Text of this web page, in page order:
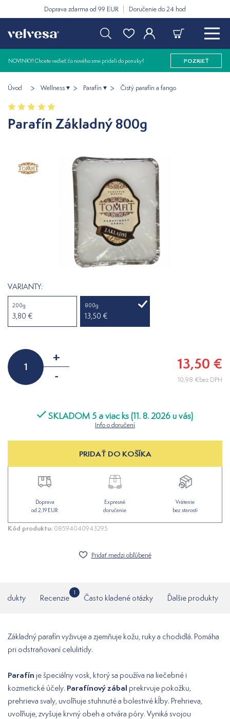
Doprava zdarma od 99 EUR Doručenie do 24 hod
NOVINKY! Chcete vedieť, čo nového sme pridali do ponuky? POZRIEŤ
Úvod Wellness Parafín Čistý parafín a fango
Parafín Základný 800g
VARIANTY:
200g
3,80 €
800g
13,50 €
+
-
13,50 €
10,98 €bez DPH
SKLADOM 5 a viac ks (11. 8. 2026 u vás)
Info o doručení
PRIDAŤ DO KOŠÍKA
Doprava
od 2,19 EUR
Expresné
doručenie
Vrátenie
bez starostí
Kód produktu: 08594040943295
Pridať medzi obľúbené
Recenzie
1
Často kladené otázky Ďalšie produkty
Základný parafín vyživuje a zjemňuje kožu, ruky a chodidlá. Pomáha
pri odstraňovaní celulitídy.
Parafín je špeciálny vosk, ktorý sa používa na liečebné i
kozmetické účely. Parafínový zábal prekrvuje pokožku,
prehrieva svaly, uvoľňuje stuhnuté a bolestivé kĺby. Prehrieva,
uvoľňuje, zvyšuje krvný obeh a otvára póry. Vyniká svojou